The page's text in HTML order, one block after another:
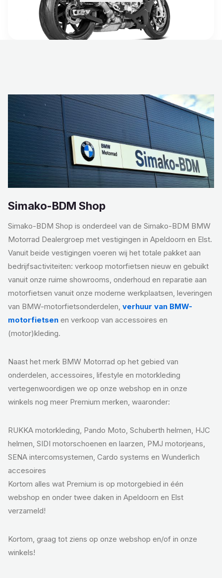
Simako-BDM Shop
Simako-BDM Shop is onderdeel van de Simako-BDM BMW
Motorrad Dealergroep met vestigingen in Apeldoorn en Elst.
Vanuit beide vestigingen voeren wij het totale pakket aan
bedrijfsactiviteiten: verkoop motorfietsen nieuw en gebuikt
vanuit onze ruime showrooms, onderhoud en reparatie aan
motorfietsen vanuit onze moderne werkplaatsen, leveringen
van BMW-motorfietsonderdelen, verhuur van BMW-
motorfietsen en verkoop van accessoires en
(motor)kleding.
Naast het merk BMW Motorrad op het gebied van
onderdelen, accessoires, lifestyle en motorkleding
vertegenwoordigen we op onze webshop en in onze
winkels nog meer Premium merken, waaronder:
RUKKA motorkleding, Pando Moto, Schuberth helmen, HJC
helmen, SIDI motorschoenen en laarzen, PMJ motorjeans,
SENA intercomsystemen, Cardo systems en Wunderlich
accesoires
Kortom alles wat Premium is op motorgebied in één
webshop en onder twee daken in Apeldoorn en Elst
verzameld!
Kortom, graag tot ziens op onze webshop en/of in onze
winkels!